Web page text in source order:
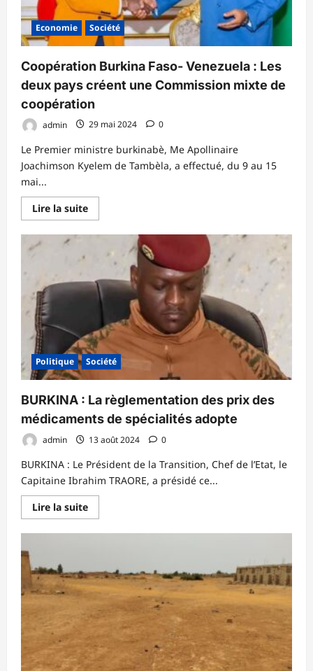
2023
Economie Société
Coopération Burkina Faso- Venezuela : Les
deux pays créent une Commission mixte de
coopération
admin 29 mai 2024 0
Le Premier ministre burkinabè, Me Apollinaire
Joachimson Kyelem de Tambèla, a effectué, du 9 au 15
mai...
Lire la suiteEn
savoir
sur
Coopération
Burkina
Venezuela
:
Les
deux
créent
une
Commission
mixte
de
coopération
Politique Société
BURKINA : La règlementation des prix des
médicaments de spécialités adopte
admin 13 août 2024 0
BURKINA : Le Président de la Transition, Chef de l’Etat, le
Capitaine Ibrahim TRAORE, a présidé ce...
Lire la suiteEn
savoir
sur
règlementation
des
prix
des
médicaments
de
spécialités
adopte